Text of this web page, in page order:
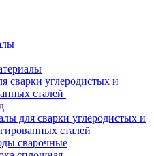
сварки углеродистых и
сталей
для сварки углеродистых и
сталей
сварочные